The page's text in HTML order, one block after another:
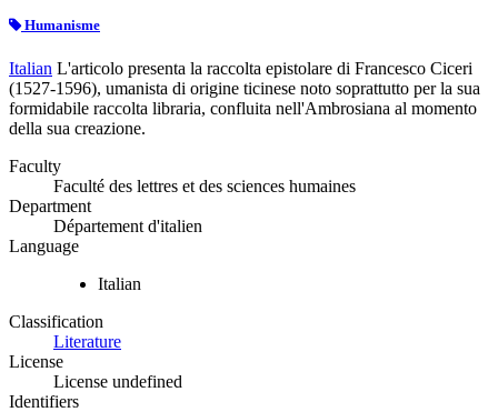
Humanisme
Italian L'articolo presenta la raccolta epistolare di Francesco Ciceri
(1527-1596), umanista di origine ticinese noto soprattutto per la sua
formidabile raccolta libraria, confluita nell'Ambrosiana al momento
della sua creazione.
Faculty
Faculté des lettres et des sciences humaines
Department
Département d'italien
Language
Italian
Classification
Literature
License
License undefined
Identifiers